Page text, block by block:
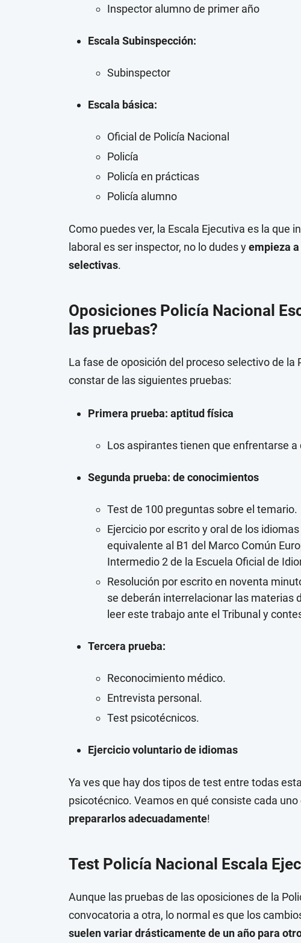
Inspector alumno de primer año
Escala Subinspección:
Subinspector
Escala básica:
Oficial de Policía Nacional
Policía
Policía en prácticas
Policía alumno
Como puedes ver, la Escala Ejecutiva es la que
laboral es ser inspector, no lo dudes yempieza
selectivas.
Oposiciones Policía Nacional
las pruebas?
La fase de oposición del proceso selectivo de la
constar de las siguientes pruebas:
Primera prueba: aptitud física
Los aspirantes tienen que enfrentarse
Segunda prueba: de conocimientos
Test de 100 preguntas sobre el temario.
Ejercicio por escrito y oral de los
equivalente al B1 del Marco Común
Intermedio 2 de la Escuela Oficial de
Resolución por escrito en noventa
se deberán interrelacionar las materias
leer este trabajo ante el Tribunal y
Tercera prueba:
Reconocimiento médico.
Entrevista personal.
Test psicotécnicos.
Ejercicio voluntario de idiomas
Ya ves que hay dos tipos de test entre todas
psicotécnico. Veamos en qué consiste cada
prepararlos adecuadamente!
Test Policía Nacional Escala
Aunque las pruebas de las oposiciones de la
convocatoria a otra, lo normal es que los
suelen variar drásticamente de un año para